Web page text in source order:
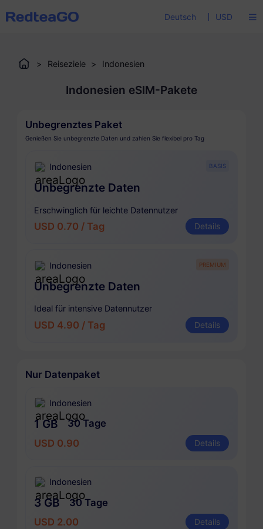
Deutsch USD
> Reiseziele > Indonesien
Indonesien eSIM-Pakete
Unbegrenztes Paket
Genießen Sie unbegrenzte Daten und zahlen Sie flexibel pro Tag
Indonesien
Unbegrenzte Daten
Erschwinglich für leichte Datennutzer
USD 0.70 / Tag Details
BASIS
Indonesien
Unbegrenzte Daten
Ideal für intensive Datennutzer
USD 4.90 / Tag Details
PREMIUM
Nur Datenpaket
Indonesien
1 GB
30 Tage
USD 0.90
Details
Indonesien
3 GB
30 Tage
USD 2.00
Details